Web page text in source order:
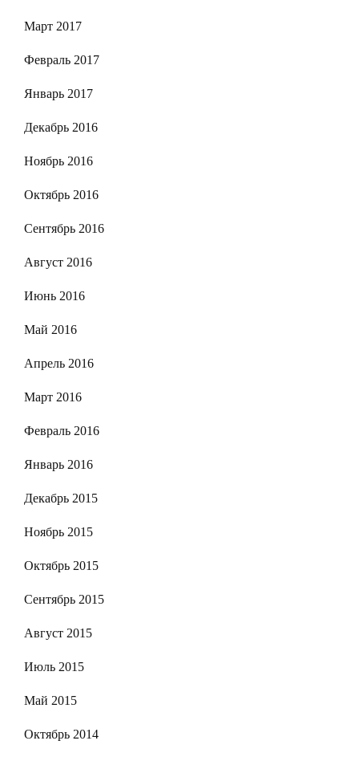
Март 2017
Февраль 2017
Январь 2017
Декабрь 2016
Ноябрь 2016
Октябрь 2016
Сентябрь 2016
Август 2016
Июнь 2016
Май 2016
Апрель 2016
Март 2016
Февраль 2016
Январь 2016
Декабрь 2015
Ноябрь 2015
Октябрь 2015
Сентябрь 2015
Август 2015
Июль 2015
Май 2015
Октябрь 2014